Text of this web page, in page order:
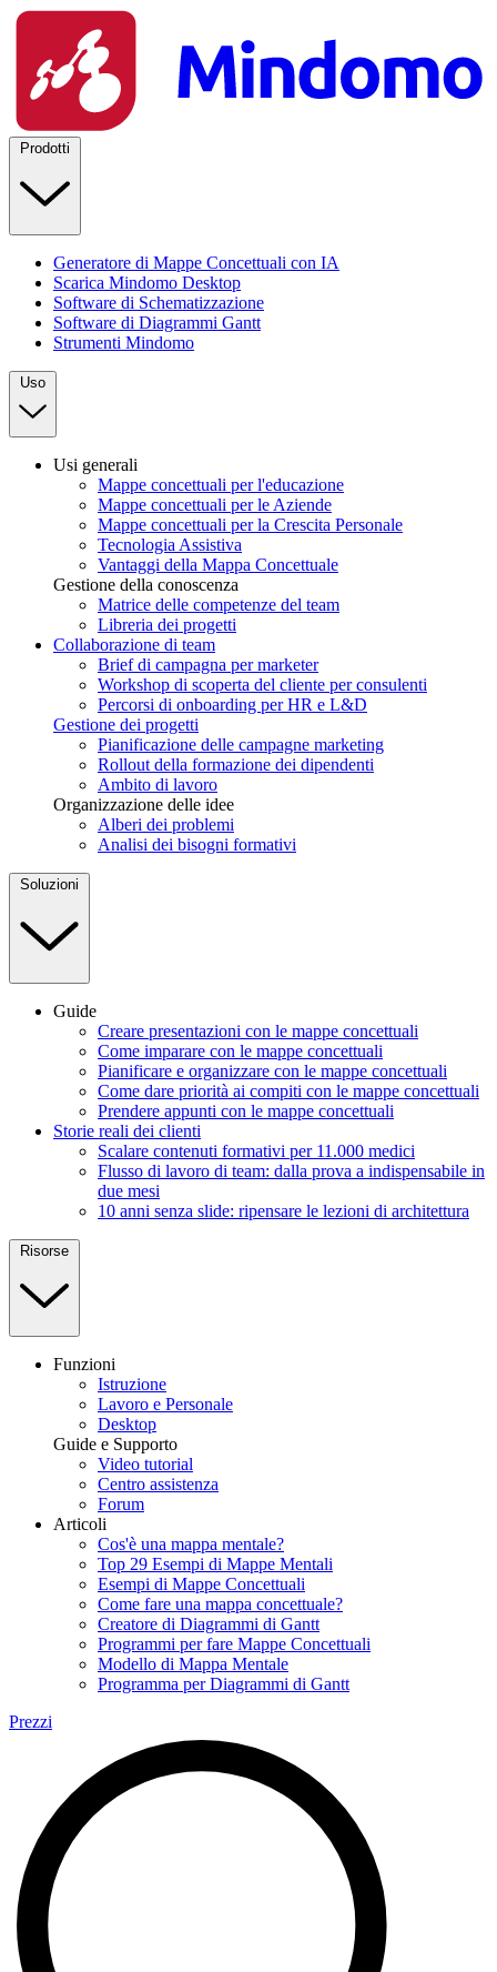
Prodotti
Generatore di Mappe Concettuali con IA
Scarica Mindomo Desktop
Software di Schematizzazione
Software di Diagrammi Gantt
Strumenti Mindomo
Uso
Usi generali
Mappe concettuali per l'educazione
Mappe concettuali per le Aziende
Mappe concettuali per la Crescita Personale
Tecnologia Assistiva
Vantaggi della Mappa Concettuale
Gestione della conoscenza
Matrice delle competenze del team
Libreria dei progetti
Collaborazione di team
Brief di campagna per marketer
Workshop di scoperta del cliente per consulenti
Percorsi di onboarding per HR e L&D
Gestione dei progetti
Pianificazione delle campagne marketing
Rollout della formazione dei dipendenti
Ambito di lavoro
Organizzazione delle idee
Alberi dei problemi
Analisi dei bisogni formativi
Soluzioni
Guide
Creare presentazioni con le mappe concettuali
Come imparare con le mappe concettuali
Pianificare e organizzare con le mappe concettuali
Come dare priorità ai compiti con le mappe concettuali
Prendere appunti con le mappe concettuali
Storie reali dei clienti
Scalare contenuti formativi per 11.000 medici
Flusso di lavoro di team: dalla prova a indispensabile in
due mesi
10 anni senza slide: ripensare le lezioni di architettura
Risorse
Funzioni
Istruzione
Lavoro e Personale
Desktop
Guide e Supporto
Video tutorial
Centro assistenza
Forum
Articoli
Cos'è una mappa mentale?
Top 29 Esempi di Mappe Mentali
Esempi di Mappe Concettuali
Come fare una mappa concettuale?
Creatore di Diagrammi di Gantt
Programmi per fare Mappe Concettuali
Modello di Mappa Mentale
Programma per Diagrammi di Gantt
Prezzi